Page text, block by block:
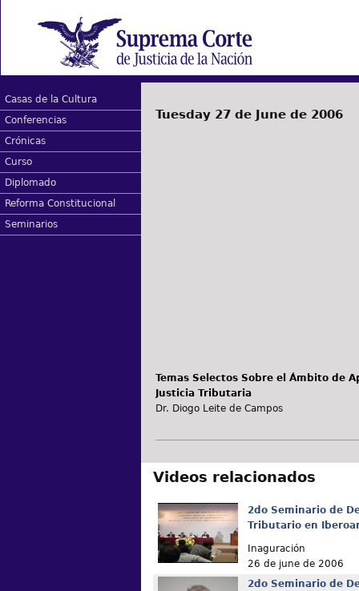
Casas de la Cultura
Conferencias
Crónicas
Curso
Diplomado
Reforma Constitucional
Seminarios
Tuesday 27 de June de 2006
Temas Selectos Sobre el Ámbito de
Justicia Tributaria
Dr. Diogo Leite de Campos
Videos relacionados
2do Seminario de
Tributario en
Inaguración
26 de june de 2006
2do Seminario de